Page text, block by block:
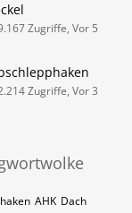
Zugriffe, Vor 5
Zugriffe, Vor 3
AHK Dach